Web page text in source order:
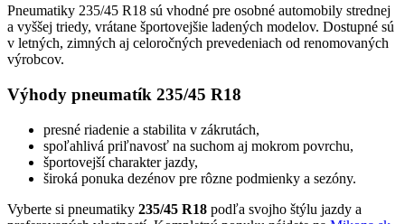
Pneumatiky 235/45 R18 sú vhodné pre osobné automobily strednej
a vyššej triedy, vrátane športovejšie ladených modelov. Dostupné sú
v letných, zimných aj celoročných prevedeniach od renomovaných
výrobcov.
Výhody pneumatík 235/45 R18
presné riadenie a stabilita v zákrutách,
spoľahlivá priľnavosť na suchom aj mokrom povrchu,
športovejší charakter jazdy,
široká ponuka dezénov pre rôzne podmienky a sezóny.
Vyberte si pneumatiky 235/45 R18 podľa svojho štýlu jazdy a